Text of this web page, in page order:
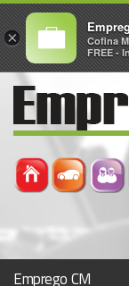
Emprego CM
×
Cofina
FREE -